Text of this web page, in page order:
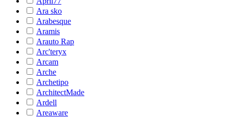
Ara sko
Arabesque
Aramis
Arauto Rap
Arc'teryx
Arcam
Arche
Archetipo
ArchitectMade
Ardell
Areaware